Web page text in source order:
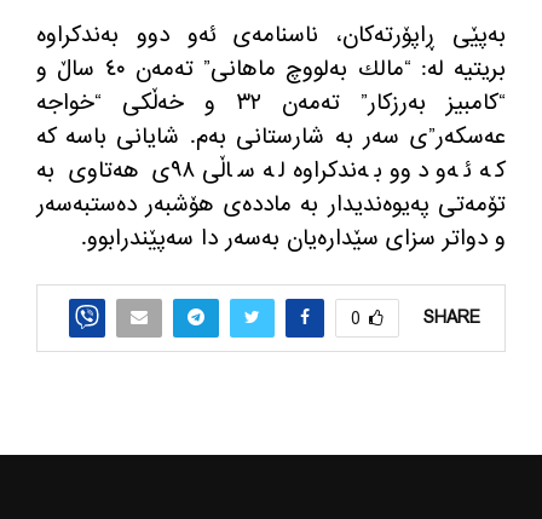
به‌پێی ڕاپۆرته‌كان، ناسنامه‌ی ئه‌و دوو به‌ندكراوه‌
بریتیه‌ له‌: “مالك به‌لووچ ماهانی” ته‌مه‌ن ٤٠ ساڵ و
“كامبیز به‌رزكار” ته‌مه‌ن ٣٢ و خه‌ڵكی “خواجه
عه‌سكه‌ر”ی سه‌ر به‌ شارستانی به‌م. شایانی باسه‌ كه‌
كه‌ ئه‌و دوو به‌ندكراوه‌ له‌ ساڵی ٩٨ی هه‌تاوی به‌
تۆمه‌تی په‌یوه‌ندیدار به‌ مادده‌ی هۆشبه‌ر ده‌ستبه‌سه‌ر
و دواتر سزای سێداره‌یان به‌سه‌ر دا سه‌پێندرابوو.
SHARE
0